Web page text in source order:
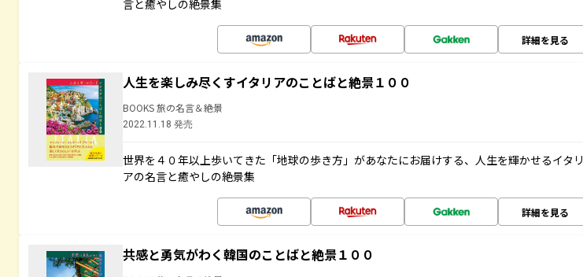
言と癒やしの絶景集
詳細を見る
人生を楽しみ尽くすイタリアのことばと絶景１００
BOOKS 旅の名言＆絶景
2022.11.18 発売
世界を４０年以上歩いてきた「地球の歩き方」があなたにお届けする、人生を輝かせるイタリ
アの名言と癒やしの絶景集
詳細を見る
共感と勇気がわく韓国のことばと絶景１００